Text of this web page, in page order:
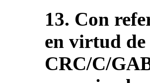
13. Con
en virtud de
CRC/C/